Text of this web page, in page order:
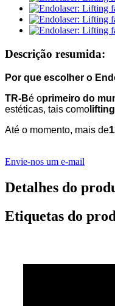
Descrição resumida:
Por que escolher o
TR-Bé oprimeiro do
estéticas, tais como
Até o momento, mais de
Envie-nos um e-mail
Detalhes do
Etiquetas do